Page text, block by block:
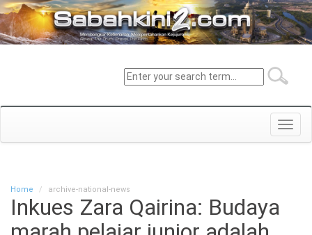
Home archive-national-news
Inkues Zara Qairina: Budaya